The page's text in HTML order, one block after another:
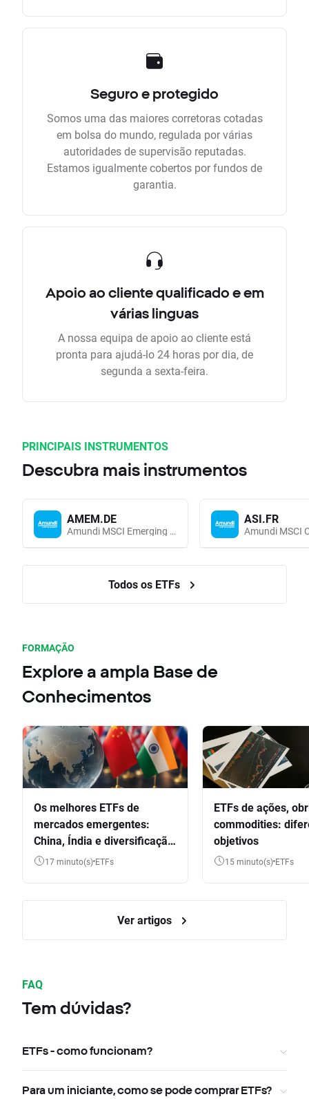
Seguro e protegido
Somos uma das maiores corretoras cotadas
em bolsa do mundo, regulada por várias
autoridades de supervisão reputadas.
Estamos igualmente cobertos por fundos de
garantia.
Apoio ao cliente qualificado e em
várias linguas
A nossa equipa de apoio ao cliente está
pronta para ajudá-lo 24 horas por dia, de
segunda a sexta-feira.
PRINCIPAIS INSTRUMENTOS
Descubra mais instrumentos
AMEM.DE
Amundi MSCI Emerging Markets UCITS (Acc EUR)
ASI.FR
Todos os ETFs
FORMAÇÃO
Explore a ampla Base de
Conhecimentos
Os melhores ETFs de
mercados emergentes:
China, Índia e diversificação
global
17 minuto(s) ETFs
ETFs de ações,
commodities:
objetivos
15 minuto(s) ETFs
Ver artigos
FAQ
Tem dúvidas?
ETFs - como funcionam?
Para um iniciante, como se pode comprar ETFs?